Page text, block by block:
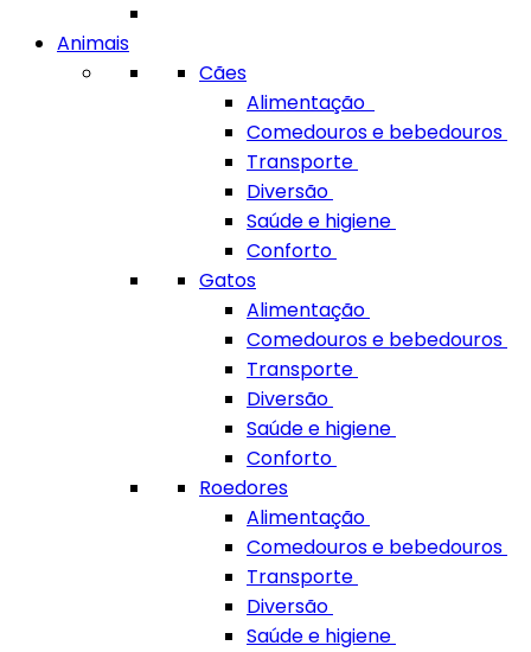
Animais
Cães
Alimentação
Comedouros e bebedouros
Transporte
Diversão
Saúde e higiene
Conforto
Gatos
Alimentação
Comedouros e bebedouros
Transporte
Diversão
Saúde e higiene
Conforto
Roedores
Alimentação
Comedouros e bebedouros
Transporte
Diversão
Saúde e higiene